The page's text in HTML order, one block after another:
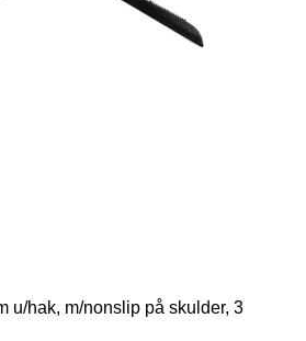
u/hak, m/nonslip på skulder, 3